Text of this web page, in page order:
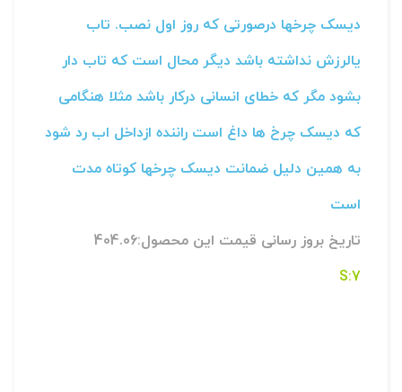
دیسک چرخها درصورتی که روز اول نصب. تاب
یالرزش نداشته باشد دیگر محال است که تاب دار
بشود مگر که خطای انسانی درکار باشد مثلا هنگامی
که دیسک چرخ ها داغ است راننده ازداخل اب رد شود
به همین دلیل ضمانت دیسک چرخها کوتاه مدت
است
تاریخ بروز رسانی قیمت این محصول:404.06
7:S